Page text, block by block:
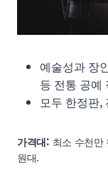
예술성과 장
등 전통 공예
모두 한정판,
가격대: 최소 수천만
원대.